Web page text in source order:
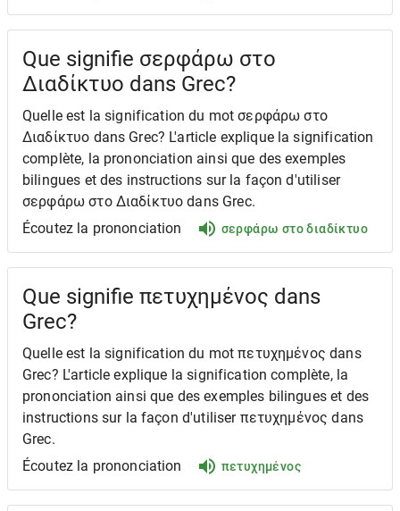
Que signifie σερφάρω στο
Διαδίκτυο dans Grec?
Quelle est la signification du mot σερφάρω στο
Διαδίκτυο dans Grec? L'article explique la signification
complète, la prononciation ainsi que des exemples
bilingues et des instructions sur la façon d'utiliser
σερφάρω στο Διαδίκτυο dans Grec.
Écoutez la prononciation
σερφάρω στο διαδίκτυο
Que signifie πετυχημένος dans
Grec?
Quelle est la signification du mot πετυχημένος dans
Grec? L'article explique la signification complète, la
prononciation ainsi que des exemples bilingues et des
instructions sur la façon d'utiliser πετυχημένος dans
Grec.
Écoutez la prononciation
πετυχημένος